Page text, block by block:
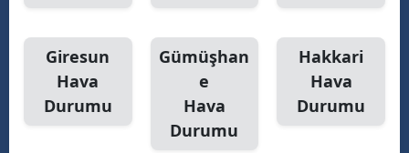
Giresun
Hava
Durumu
Gümüşhan
e
Hava
Durumu
Hakkari
Hava
Durumu